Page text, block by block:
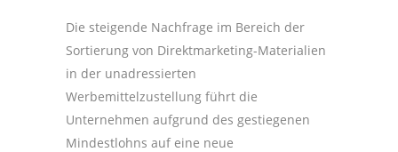
Die steigende Nachfrage im Bereich der
Sortierung von Direktmarketing-Materialien
in der unadressierten
Werbemittelzustellung führt die
Unternehmen aufgrund des gestiegenen
Mindestlohns auf eine neue